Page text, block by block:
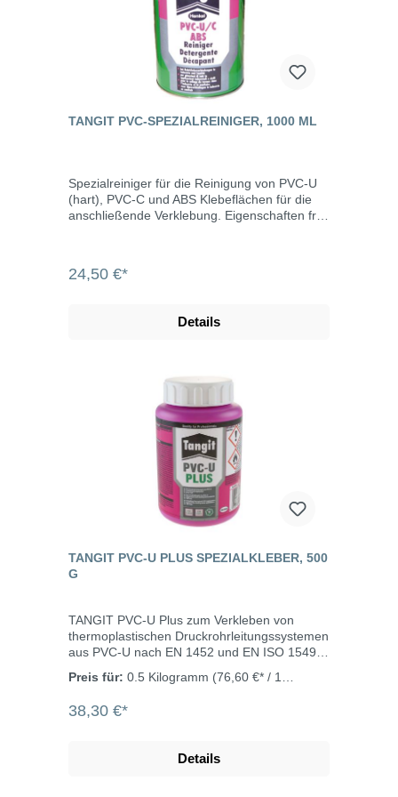
TANGIT PVC-SPEZIALREINIGER, 1000 ML
Spezialreiniger für die Reinigung von PVC-U
(hart), PVC-C und ABS Klebeflächen für die
anschließende Verklebung. Eigenschaften frei
24,50 €*
Details
TANGIT PVC-U PLUS SPEZIALKLEBER, 500
G
TANGIT PVC-U Plus zum Verkleben von
thermoplastischen Druckrohrleitungssystemen
aus PVC-U nach EN 1452 und EN ISO 15493
(Abwasser) nach EN 1329. Der Kleber erfüllt
Klebstoffe für Druckrohrleitungssysteme aus
Rohrleitungssysteme und er erfüllt die
Preis für: 0.5 Kilogramm (76,60 €* / 1
38,30 €*
Details